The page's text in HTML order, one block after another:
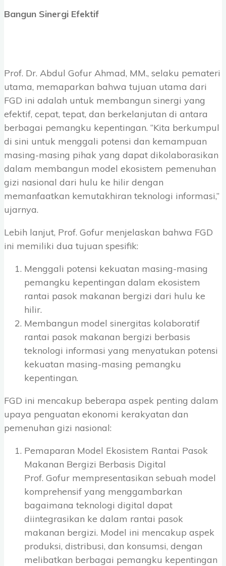
Bangun Sinergi Efektif
Prof. Dr. Abdul Gofur Ahmad, MM., selaku pemateri
utama, memaparkan bahwa tujuan utama dari
FGD ini adalah untuk membangun sinergi yang
efektif, cepat, tepat, dan berkelanjutan di antara
berbagai pemangku kepentingan. “Kita berkumpul
di sini untuk menggali potensi dan kemampuan
masing-masing pihak yang dapat dikolaborasikan
dalam membangun model ekosistem pemenuhan
gizi nasional dari hulu ke hilir dengan
memanfaatkan kemutakhiran teknologi informasi,”
ujarnya.
Lebih lanjut, Prof. Gofur menjelaskan bahwa FGD
ini memiliki dua tujuan spesifik:
Menggali potensi kekuatan masing-masing
pemangku kepentingan dalam ekosistem
rantai pasok makanan bergizi dari hulu ke
hilir.
Membangun model sinergitas kolaboratif
rantai pasok makanan bergizi berbasis
teknologi informasi yang menyatukan potensi
kekuatan masing-masing pemangku
kepentingan.
FGD ini mencakup beberapa aspek penting dalam
upaya penguatan ekonomi kerakyatan dan
pemenuhan gizi nasional:
Pemaparan Model Ekosistem Rantai Pasok
Makanan Bergizi Berbasis Digital
Prof. Gofur mempresentasikan sebuah model
komprehensif yang menggambarkan
bagaimana teknologi digital dapat
diintegrasikan ke dalam rantai pasok
makanan bergizi. Model ini mencakup aspek
produksi, distribusi, dan konsumsi, dengan
melibatkan berbagai pemangku kepentingan